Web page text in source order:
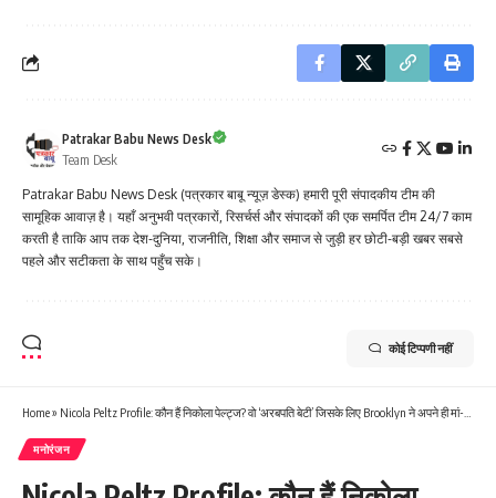
Patrakar Babu News Desk
Team Desk
Patrakar Babu News Desk (पत्रकार बाबू न्यूज़ डेस्क) हमारी पूरी संपादकीय टीम की
सामूहिक आवाज़ है। यहाँ अनुभवी पत्रकारों, रिसर्चर्स और संपादकों की एक समर्पित टीम 24/7 काम
करती है ताकि आप तक देश-दुनिया, राजनीति, शिक्षा और समाज से जुड़ी हर छोटी-बड़ी खबर सबसे
पहले और सटीकता के साथ पहुँच सके।
कोई टिप्पणी नहीं
Home» Nicola Peltz Profile: कौन हैं निकोला पेल्ट्ज? वो ‘अरबपति बेटी’ जिसके लिए Brooklyn ने अपने ही मां-बाप से ले लिया पंगा
मनोरंजन